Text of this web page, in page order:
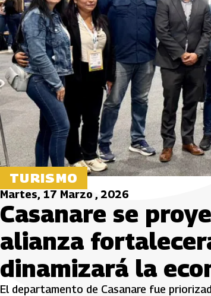
TURISMO
Martes, 17 Marzo , 2026
Casanare se
alianza
dinamizará la
El departamento de Casanare fue